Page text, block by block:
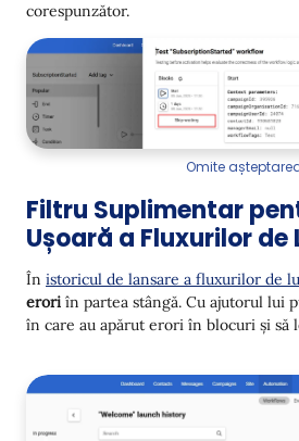
corespunzător.
Omite
Filtru Suplimentar
Ușoară a Fluxurilor de
În istoricul de lansare a fluxurilor de
erori în partea stângă. Cu ajutorul lui
în care au apărut erori în blocuri și să